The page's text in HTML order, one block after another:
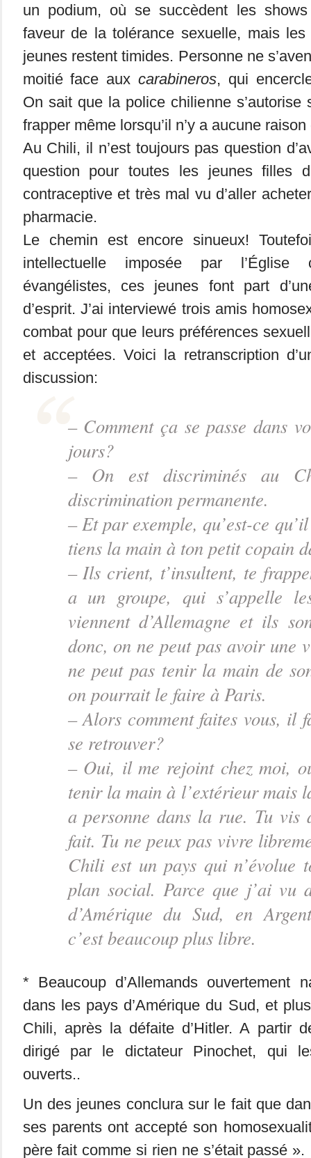
un podium, où se succèdent les
faveur de la tolérance sexuelle, mais les
jeunes restent timides. Personne ne
moitié face auxcarabineros, qui
On sait que la police chilienne s’autorise
frapper même lorsqu’il n’y a aucune
Au Chili, il n’est toujours pas question
question pour toutes les jeunes filles
contraceptive et très mal vu d’aller
pharmacie.
Le chemin est encore sinueux!
intellectuelle imposée par
évangélistes, ces jeunes font part
d’esprit. J’ai interviewé trois amis
combat pour que leurs préférences
et acceptées. Voici la retranscription
discussion:
– Comment ça se passe dans
jours?
– On est discriminés au
discrimination permanente.
– Et par exemple, qu’est-ce
tiens la main à ton petit copain
– Ils crient, t’insultent, te
a un groupe, qui s’appelle
viennent d’Allemagne et ils
donc, on ne peut pas avoir une
ne peut pas tenir la main de
on pourrait le faire à Paris.
– Alors comment faites vous, il
se retrouver?
– Oui, il me rejoint chez moi,
tenir la main à l’extérieur mais
a personne dans la rue. Tu vis
fait. Tu ne peux pas vivre
Chili est un pays qui n’évolue
plan social. Parce que j’ai vu
d’Amérique du Sud, en
c’est beaucoup plus libre.
* Beaucoup d’Allemands ouvertement
dans les pays d’Amérique du Sud, et
Chili, après la défaite d’Hitler. A partir
dirigé par le dictateur Pinochet, qui
ouverts..
Un des jeunes conclura sur le fait que
ses parents ont accepté son
père fait comme si rien ne s’était passé